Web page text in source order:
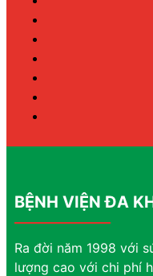
BỆNH VIỆN ĐA
Ra đời năm 1998 với
lượng cao với chi phí